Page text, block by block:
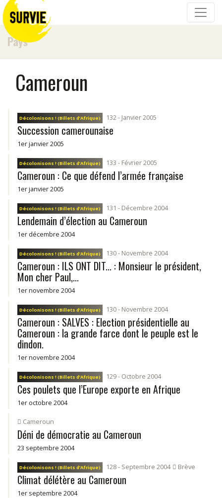
Pays
Cameroun
Décolonisons ! (Billets d’Afrique) 132 - Janvier 2005
Succession camerounaise
1er janvier 2005
Décolonisons ! (Billets d’Afrique) 133 - Février 2005
Cameroun : Ce que défend l’armée française
1er janvier 2005
Décolonisons ! (Billets d’Afrique) 131 - Décembre 2004
Lendemain d’élection au Cameroun
1er décembre 2004
Décolonisons ! (Billets d’Afrique) 130 - Novembre 2004
Cameroun : ILS ONT DIT... : Monsieur le président,
Mon cher Paul,...
1er novembre 2004
Décolonisons ! (Billets d’Afrique) 130 - Novembre 2004
Cameroun : SALVES : Election présidentielle au
Cameroun : la grande farce dont le peuple est le
dindon.
1er novembre 2004
Décolonisons ! (Billets d’Afrique) 129 - Octobre 2004
Ces poulets que l’Europe exporte en Afrique
1er octobre 2004
Cameroun
Déni de démocratie au Cameroun
23 septembre 2004
Décolonisons ! (Billets d’Afrique) 128 - Septembre 2004 Brève
Climat délétère au Cameroun
1er septembre 2004